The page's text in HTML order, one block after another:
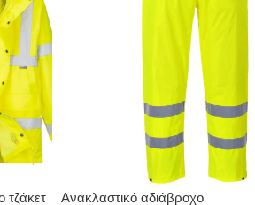
τζάκετ
Ανακλαστικό αδιάβροχο